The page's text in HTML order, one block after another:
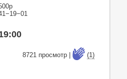
8721 просмотр |
(1)